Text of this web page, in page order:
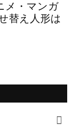
メ・マンガ
替え人形は